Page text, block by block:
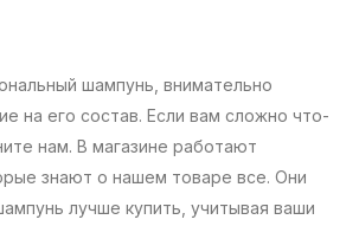
шампунь, внимательно
на его состав. Если вам сложно что-
нам. В магазине работают
знают о нашем товаре все. Они
лучше купить, учитывая ваши